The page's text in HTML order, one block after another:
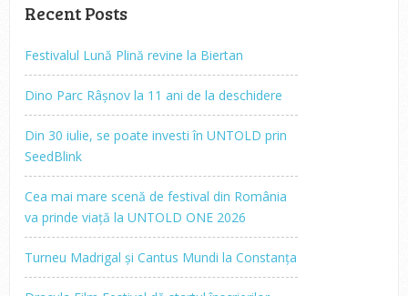
Recent Posts
Festivalul Lună Plină revine la Biertan
Dino Parc Râșnov la 11 ani de la deschidere
Din 30 iulie, se poate investi în UNTOLD prin
SeedBlink
Cea mai mare scenă de festival din România
va prinde viață la UNTOLD ONE 2026
Turneu Madrigal și Cantus Mundi la Constanța